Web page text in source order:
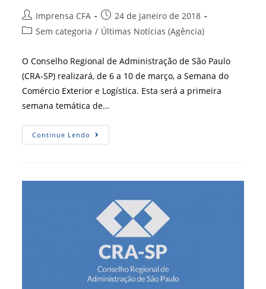
Autor
do
Imprensa CFA
Post
publicado:
24 de janeiro de 2018
Categoria
post:
Sem categoria / Últimas Notícias (Agência)
O Conselho Regional de Administração de São Paulo
(CRA-SP) realizará, de 6 a 10 de março, a Semana do
Comércio Exterior e Logística. Esta será a primeira
semana temática de…
Continue Lendo
CRA-
Comércio
Exterior
Logística
Do
CRA-
SP